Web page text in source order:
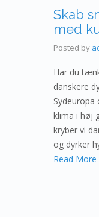
Skab
med
Posted by
Har du
danskere
klima i høj
kryber vi
og dyrker
Read More